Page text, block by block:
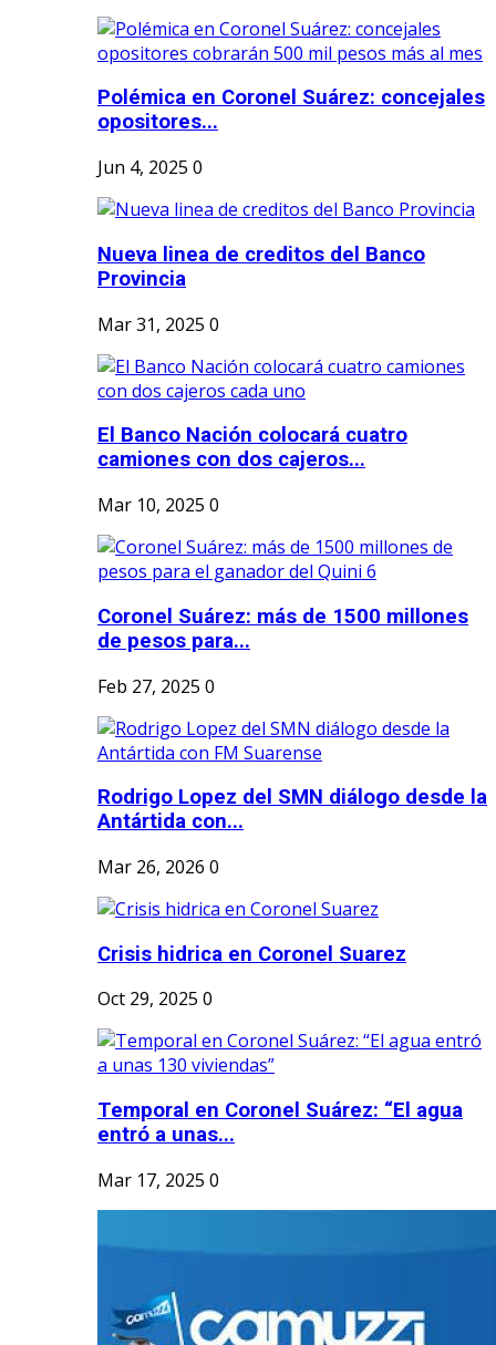
Polémica en Coronel Suárez: concejales
opositores...
Jun 4, 2025 0
Nueva linea de creditos del Banco
Provincia
Mar 31, 2025 0
El Banco Nación colocará cuatro
camiones con dos cajeros...
Mar 10, 2025 0
Coronel Suárez: más de 1500 millones
de pesos para...
Feb 27, 2025 0
Rodrigo Lopez del SMN diálogo desde la
Antártida con...
Mar 26, 2026 0
Crisis hidrica en Coronel Suarez
Oct 29, 2025 0
Temporal en Coronel Suárez: “El agua
entró a unas...
Mar 17, 2025 0